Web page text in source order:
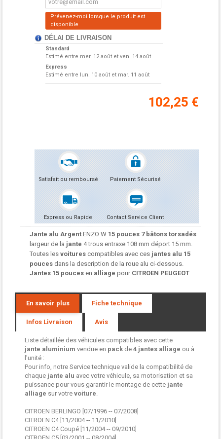
Prévenez-moi lorsque le produit est
disponible
DÉLAI DE LIVRAISON
Standard
Estimé entre mer. 12 août et ven. 14 août
Express
Estimé entre lun. 10 août et mar. 11 août
102,25 €
Satisfait ou remboursé Paiement Sécurisé
Express ou Rapide Contact Service Client
Jante alu Argent ENZO W 15 pouces 7 bâtons torsadés
largeur de la jante 4 trous entraxe 108 mm déport 15 mm.
Toutes les voitures compatibles avec ces jantes alu 15
pouces dans la description de la roue alu ci-dessous.
Jantes 15 pouces en alliage pour CITROEN PEUGEOT
En savoir plus Fiche technique
Infos Livraison Avis
Liste détaillée des véhicules compatibles avec cette
jante aluminium vendue en pack de 4 jantes alliage ou à
l'unité :
Pour info, notre Service technique valide la compatibilité de
chaque jante alu avec votre véhicule, sa motorisation et sa
puissance pour vous garantir le montage de cette jante
alliage sur votre voiture.
CITROEN BERLINGO [07/1996 -- 07/2008]
CITROEN C4 [11/2004 -- 11/2010]
CITROEN C4 Coupé [11/2004 -- 09/2010]